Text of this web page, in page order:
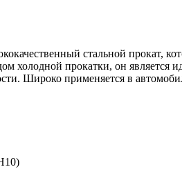
стальной прокат,
холодной прокатки, он является
Широко применяется в